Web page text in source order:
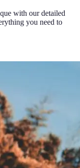
with our detailed
you need to